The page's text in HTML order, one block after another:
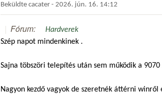
Beküldte cacater - 2026. jún. 16. 14:12
Fórum:
Hardverek
Szép napot mindenkinek .
Sajna töbszöri telepítés után sem működik a
Nagyon kezdő vagyok de szeretnék áttérni